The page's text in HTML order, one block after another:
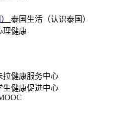
泰国生活（认识泰国）
理健康
拉健康服务中心
生健康促进中心